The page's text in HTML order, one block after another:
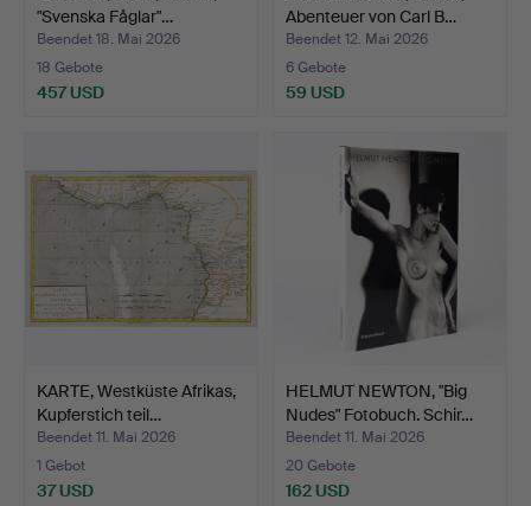
"Svenska Fåglar"…
Beendet 18. Mai 2026
18 Gebote
457 USD
Abenteuer von Carl B…
Beendet 12. Mai 2026
6 Gebote
59 USD
KARTE, Westküste Afrikas,
Kupferstich teil…
Beendet 11. Mai 2026
1 Gebot
37 USD
HELMUT NEWTON, "Big
Nudes" Fotobuch. Schir…
Beendet 11. Mai 2026
20 Gebote
162 USD